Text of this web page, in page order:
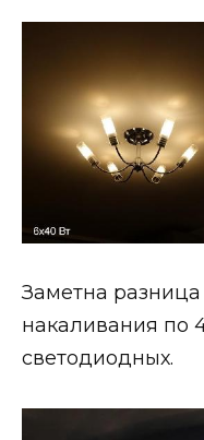
Заметна
накаливания по
светодиодных.